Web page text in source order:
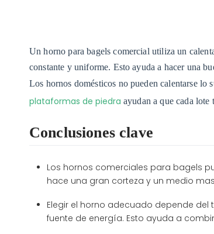
Un horno para bagels comercial utiliza un
constante y uniforme. Esto ayuda a hacer una
Los hornos domésticos no pueden calentarse lo
plataformas de piedra ayudan a que cada lote
Conclusiones clave
Los hornos comerciales para bagels
hace una gran corteza y un medio
Elegir el horno adecuado depende
fuente de energía. Esto ayuda a